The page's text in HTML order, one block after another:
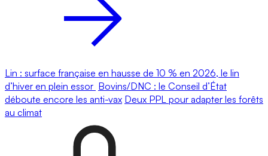
Lin : surface française en hausse de 10 % en 2026, le lin
d’hiver en plein essor Bovins/DNC : le Conseil d’État
déboute encore les anti-vax Deux PPL pour adapter les forêts
au climat